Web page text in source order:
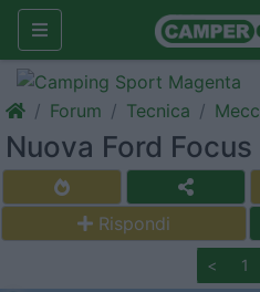
Forum Tecnica
Nuova Ford
Rispondi
< 1